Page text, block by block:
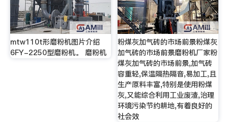
mtw110t形磨粉机图片介绍
6FY-2250型磨粉机。 磨粉机
粉煤灰加气砖的市场前景粉煤灰
加气砖的市场前景磨粉机厂家粉
煤灰加气砖的市场前景,加气砖
容重轻,保温隔热隔音,易加工,且
生产原料丰富,特别是使用粉煤
灰,又能综合利用工业废渣,治理
环境污染节约耕地,有着良好的
社会效